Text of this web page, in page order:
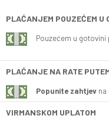
PLAĆANJEM POUZEĆEM U
Pouzećem u
PLAĆANJE NA RATE
Popunite zahtjev na
VIRMANSKOM UPLATOM